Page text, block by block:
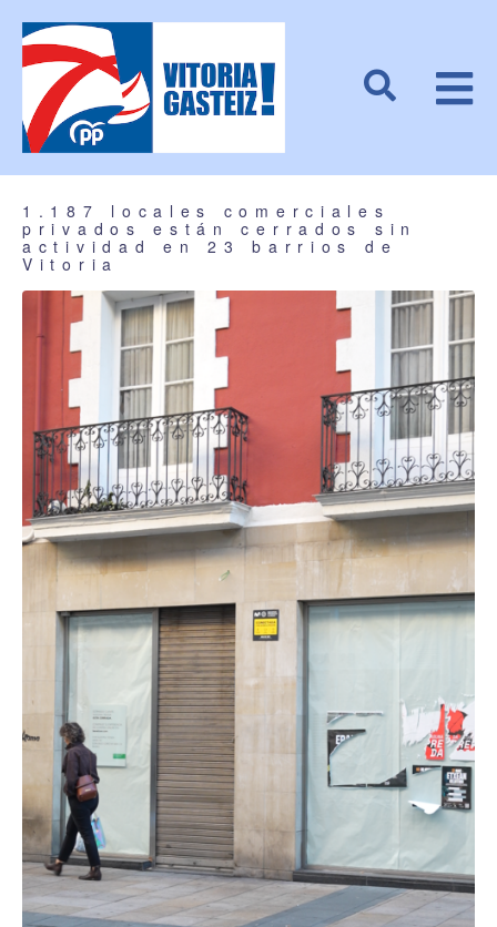
1.187 locales comerciales
privados están cerrados sin
actividad en 23 barrios de
Vitoria